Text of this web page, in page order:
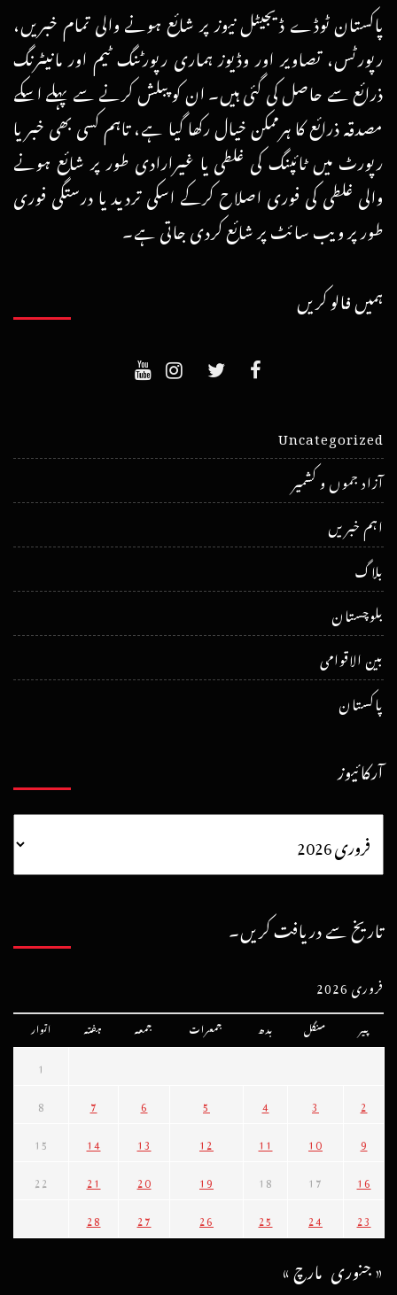
پاکستان ٹوڈے ڈیجیٹل نیوز پر شائع ہونے والی تمام خبریں،
رپورٹس، تصاویر اور وڈیوز ہماری رپورٹنگ ٹیم اور مانیٹرنگ
ذرائع سے حاصل کی گئی ہیں۔ ان کو پبلش کرنے سے پہلے اسکے
مصدقہ ذرائع کا ہرممکن خیال رکھا گیا ہے، تاہم کسی بھی خبر یا
رپورٹ میں ٹائپنگ کی غلطی یا غیرارادی طور پر شائع ہونے
والی غلطی کی فوری اصلاح کرکے اسکی تردید یا درستگی فوری
طور پر ویب سائٹ پر شائع کردی جاتی ہے۔
ہمیں فالو کریں
Uncategorized
آزاد جموں و کشمیر
اہم خبریں
بلاگ
بلوچستان
بین الاقوامی
پاکستان
آرکائیوز
تاریخ سے دریافت کریں۔
فروری 2026
پیر منگل بدھ جمعرات جمعہ ہفتہ اتوار
1
2
3
4
5
6
7
8
9
10
11
12
13
14
15
16
17
18
19
20
21
22
23
24
25
26
27
28
« جنوری مارچ »